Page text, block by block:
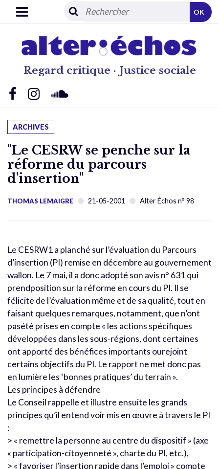
Regard critique · Justice sociale
OK
ARCHIVES
"Le CESRW se penche sur la
réforme du parcours
d'insertion"
THOMAS LEMAIGRE 21-05-2001 Alter Échos n° 98
Le CESRW1 a planché sur l’évaluation du Parcours
d’insertion (PI) remise en décembre au gouvernement
wallon. Le 7 mai, il a donc adopté son avis n° 631 qui
prendposition sur la réforme en cours du PI. Il se
félicite de l’évaluation même et de sa qualité, tout en
faisant quelques remarques, notamment, que n’ont
pasété prises en compte « les actions spécifiques
développées dans les sous-régions, dont certaines
ont apporté des bénéfices importants ourejoint
certains objectifs du PI. Le rapport ne met donc pas
en lumière les ‘bonnes pratiques’ du terrain ».
Les principes à défendre
Le Conseil rappelle et illustre ensuite les grands
principes qu’il entend voir mis en œuvre à travers le PI
:
> « remettre la personne au centre du dispositif » (axe
« participation-citoyenneté », charte du PI, etc.),
> « favoriser l’insertion rapide dans l’emploi » compte